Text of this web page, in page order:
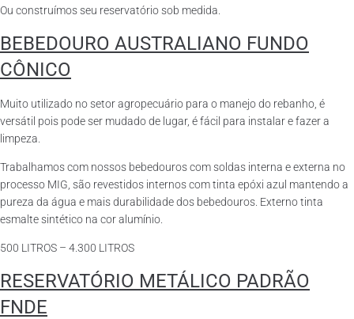
Ou construímos seu reservatório sob medida.
BEBEDOURO AUSTRALIANO FUNDO
CÔNICO
Muito utilizado no setor agropecuário para o manejo do rebanho, é
versátil pois pode ser mudado de lugar, é fácil para instalar e fazer a
limpeza.
Trabalhamos com nossos bebedouros com soldas interna e externa no
processo MIG, são revestidos internos com tinta epóxi azul mantendo a
pureza da água e mais durabilidade dos bebedouros. Externo tinta
esmalte sintético na cor alumínio.
500 LITROS – 4.300 LITROS
RESERVATÓRIO METÁLICO PADRÃO
FNDE